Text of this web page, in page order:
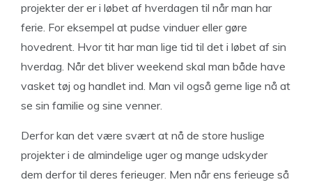
projekter der er i løbet af hverdagen til når man har
ferie. For eksempel at pudse vinduer eller gøre
hovedrent. Hvor tit har man lige tid til det i løbet af sin
hverdag. Når det bliver weekend skal man både have
vasket tøj og handlet ind. Man vil også gerne lige nå at
se sin familie og sine venner.
Derfor kan det være svært at nå de store huslige
projekter i de almindelige uger og mange udskyder
dem derfor til deres ferieuger. Men når ens ferieuge så